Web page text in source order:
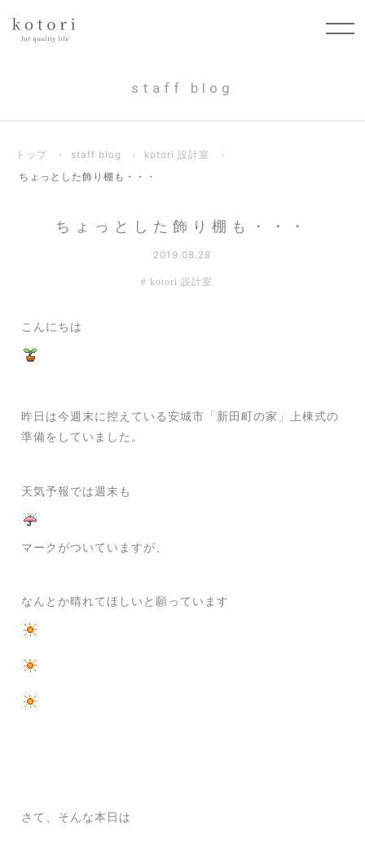
staff blog
トップ › staff blog › kotori 設計室
›
ちょっとした飾り棚も・・・
ちょっとした飾り棚も・・・
2019.08.28
kotori 設計室
こんにちは
昨日は今週末に控えている安城市「新田町の家」上棟式の
準備をしていました。
天気予報では週末も
マークがついていますが、
なんとか晴れてほしいと願っています
さて、そんな本日は